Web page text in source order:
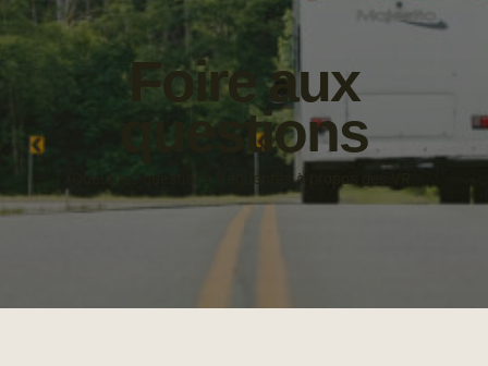
Foire aux
questions
Quelques questions fréquentes à propos des VR.